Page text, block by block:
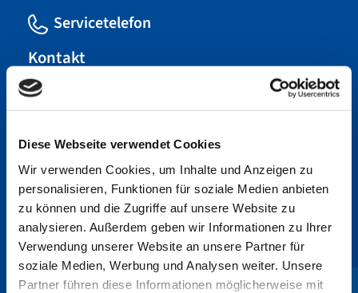
Diese Webseite verwendet Cookies
Wir verwenden Cookies, um Inhalte und Anzeigen zu
personalisieren, Funktionen für soziale Medien anbieten
zu können und die Zugriffe auf unsere Website zu
analysieren. Außerdem geben wir Informationen zu Ihrer
Verwendung unserer Website an unsere Partner für
soziale Medien, Werbung und Analysen weiter. Unsere
Partner führen diese Informationen möglicherweise mit
Servicetelefon
Kontakt
Braunschweigischer Gemeinde-
Unfallversicherungsverband (BS GUV)
Braunschweig
Telefon: 0531 27374-0 Fax: 0531 27374-
40
Montag bis Donnerstag 9:00 Uhr bis 15:00 Uhr
Freitag
9:00 Uhr bis 13:00 Uhr